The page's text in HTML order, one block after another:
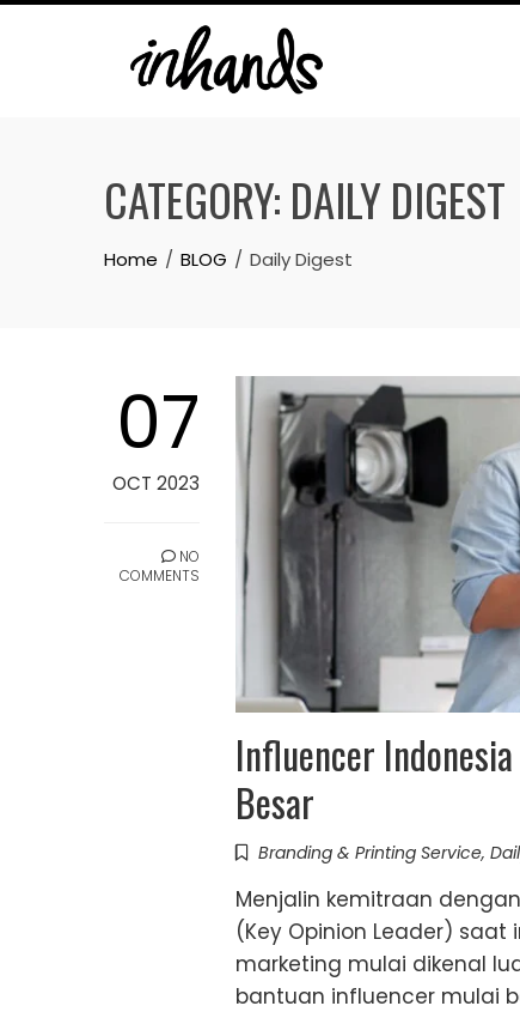
Skip
CATEGORY: DAILY DIGEST
Home BLOG Daily Digest
07
OCT 2023
NO
COMMENTS
Influencer
Besar
Branding & Printing Service,
Menjalin kemitraan
(Key Opinion Leader)
marketing mulai dikenal
bantuan influencer mulai